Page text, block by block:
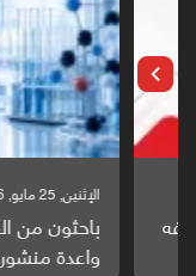
باحثون من اليمن
واعدة منشورة